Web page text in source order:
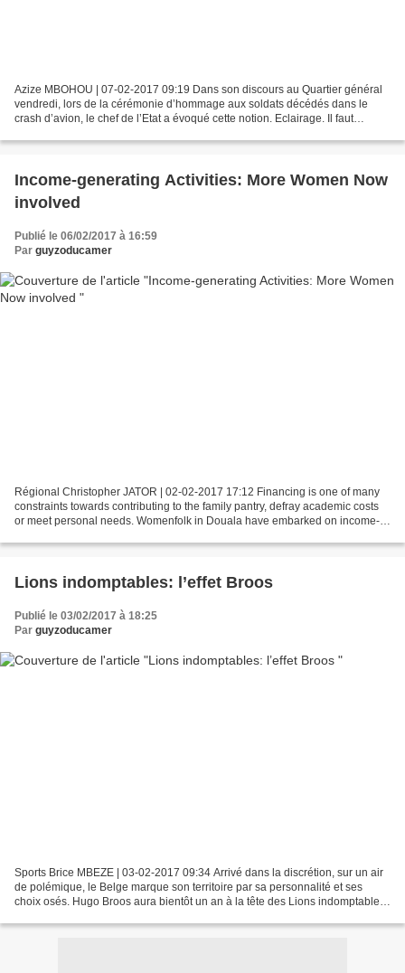
Azize MBOHOU | 07-02-2017 09:19 Dans son discours au Quartier général
vendredi, lors de la cérémonie d’hommage aux soldats décédés dans le
crash d’avion, le chef de l’Etat a évoqué cette notion. Eclairage. Il faut
Income-generating Activities: More Women Now
involved
Publié le 06/02/2017 à 16:59
Par guyzoducamer
Régional Christopher JATOR | 02-02-2017 17:12 Financing is one of many
constraints towards contributing to the family pantry, defray academic costs
or meet personal needs. Womenfolk in Douala have embarked on income-
Lions indomptables: l’effet Broos
Publié le 03/02/2017 à 18:25
Par guyzoducamer
Sports Brice MBEZE | 03-02-2017 09:34 Arrivé dans la discrétion, sur un air
de polémique, le Belge marque son territoire par sa personnalité et ses
choix osés. Hugo Broos aura bientôt un an à la tête des Lions indomptables.